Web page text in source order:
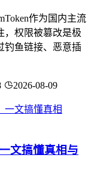
作为国内主流
，权限被篡改是极
钓鱼链接、恶意插
2026-08-09
文搞懂真相与